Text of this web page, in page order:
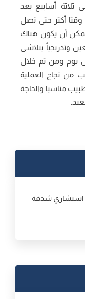
ثلاثة أسابيع بعد
أكثر حتى تصل
أن يكون هناك
وتدريجياً يتلاشى
يوم ومن ثم خلال
من نجاح العملية
مناسبا والحاجة
استشاري شدفة